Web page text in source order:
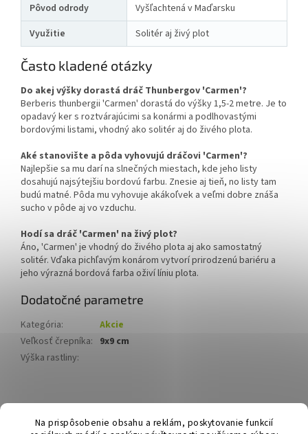
Na prispôsobenie obsahu a reklám, poskytovanie funkcií
Pôvod odrody
Vyšľachtená v Maďarsku
Využitie
Solitér aj živý plot
Často kladené otázky
Do akej výšky dorastá dráč Thunbergov 'Carmen'?
Berberis thunbergii 'Carmen' dorastá do výšky 1,5-2 metre. Je to
opadavý ker s roztvárajúcimi sa konármi a podlhovastými
bordovými listami, vhodný ako solitér aj do živého plota.
Aké stanovište a pôda vyhovujú dráčovi 'Carmen'?
Najlepšie sa mu darí na slnečných miestach, kde jeho listy
dosahujú najsýtejšiu bordovú farbu. Znesie aj tieň, no listy tam
budú matné. Pôda mu vyhovuje akákoľvek a veľmi dobre znáša
sucho v pôde aj vo vzduchu.
Hodí sa dráč 'Carmen' na živý plot?
Áno, 'Carmen' je vhodný do živého plota aj ako samostatný
solitér. Vďaka pichľavým konárom vytvorí prirodzenú bariéru a
jeho výrazná bordová farba oživí líniu plota.
Dodatočné parametre
Kategória:
Akcie
Veľkosť črepníka: 9x9 cm
Výška rastliny:
á
Hurmikaki.com